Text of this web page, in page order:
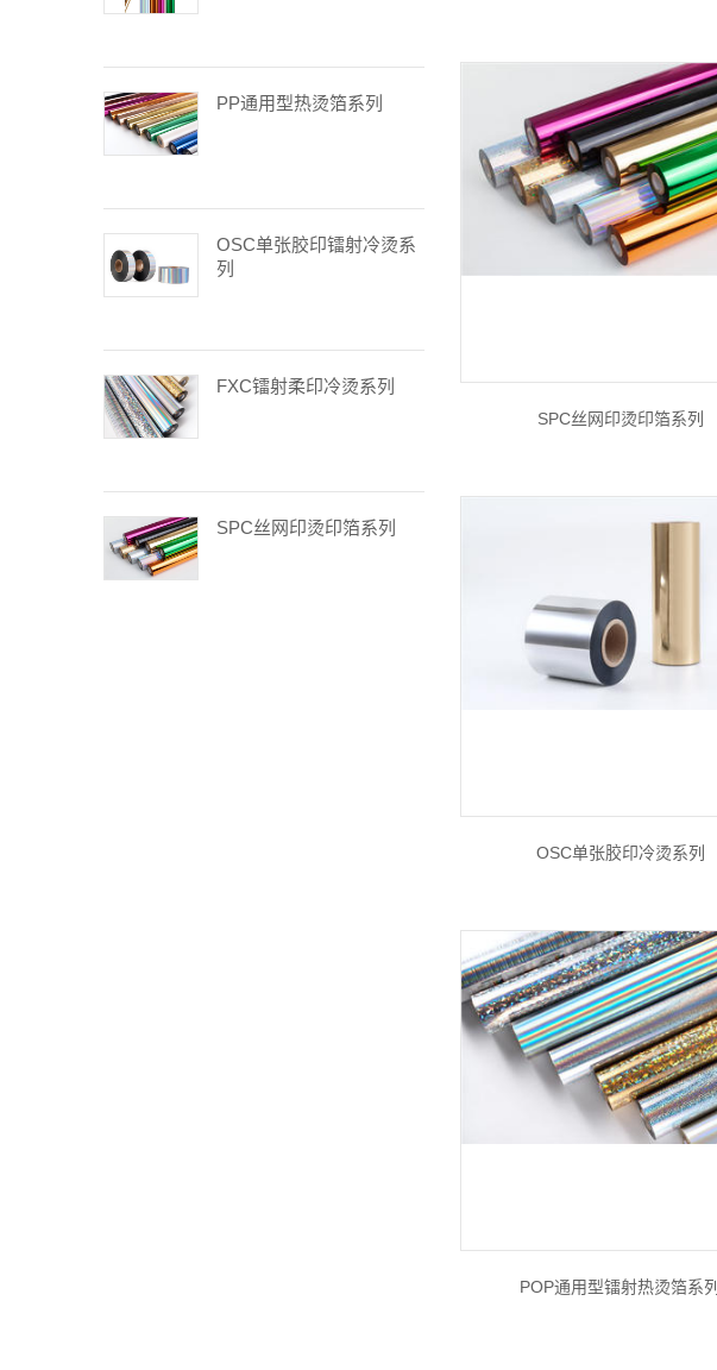
PP通用型热烫箔系列
OSC单张胶印镭射冷烫系
列
FXC镭射柔印冷烫系列
SPC丝网印烫印箔系列
SPC丝网印烫印箔系列
OSC单张胶印冷烫系列
POP通用型镭射热烫箔系列